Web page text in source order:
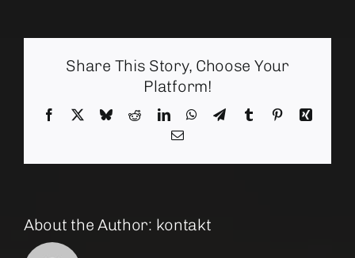
Share This Story, Choose Your
Platform!
Facebook BlueskyRedditLinkedInWhatsApp
TelegramTumblr PinterestXing
Email
About the Author: kontakt